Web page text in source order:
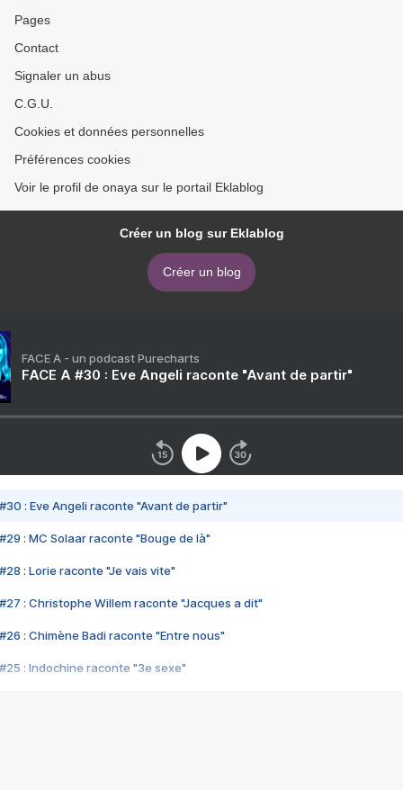
Pages
Contact
Signaler un abus
C.G.U.
Cookies et données personnelles
Préférences cookies
Voir le profil de onaya sur le portail Eklablog
Créer un blog sur Eklablog
Créer un blog
FACE A - un podcast Purecharts
FACE A #30 : Eve Angeli raconte "Avant de partir"
#30 : Eve Angeli raconte "Avant de partir"
#29 : MC Solaar raconte "Bouge de là"
#28 : Lorie raconte "Je vais vite"
#27 : Christophe Willem raconte "Jacques a dit"
#26 : Chimène Badi raconte "Entre nous"
#25 : Indochine raconte "3e sexe"